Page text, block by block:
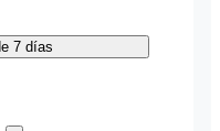
7 días